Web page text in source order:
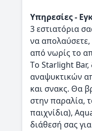
Υπηρεσίες -
3 εστιατόρια
να απολαύσετε,
από νωρίς το
Τo Starlight Bar,
αναψυκτικών
και σνακς. Θα
στην παραλία,
παιχνίδια),
διάθεσή σας